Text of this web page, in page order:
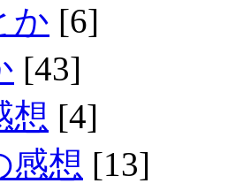
か [6]
[43]
想 [4]
感想 [13]